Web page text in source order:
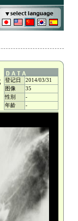
登记日
2014/03/31
图像
35
性别
-
年龄
-